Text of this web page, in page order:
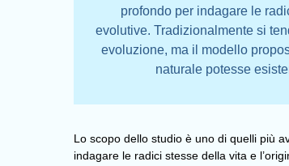
profondo per indagare le
evolutive. Tradizionalmente si
evoluzione, ma il modello
naturale potesse
Lo scopo dello studio è uno di quelli più
indagare le radici stesse della vita e